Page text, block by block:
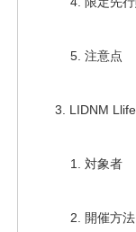
注意点
LIDNM
対象者
開催方法